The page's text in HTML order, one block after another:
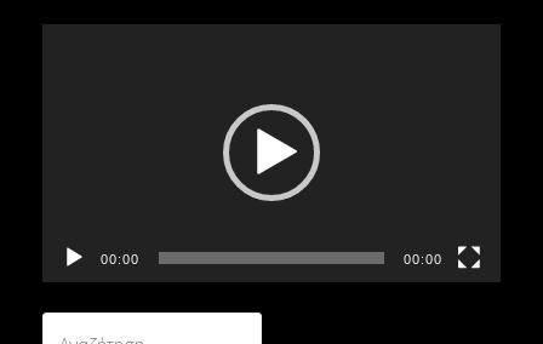
00:00 00:00